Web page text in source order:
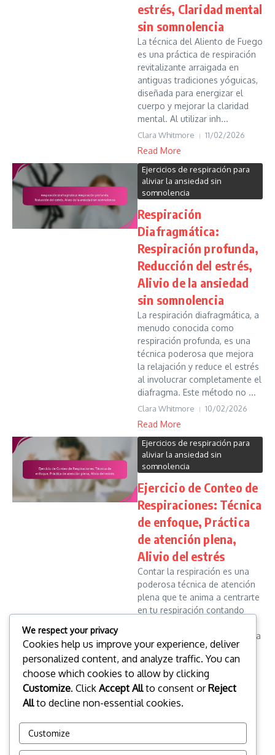
estrés, Claridad mental
sin somnolencia
La técnica del Aliento de Fuego
es una práctica de respiración
revitalizante arraigada en
antiguas tradiciones yóguicas,
diseñada para energizar el
cuerpo y mejorar la claridad
mental. Al utilizar inh...
Clara Whitmore 11/02/2026
Read More
Ejercicios de respiración para
aliviar la ansiedad sin
somnolencia
Respiración
Diafragmática:
Respiración profunda,
Reducción del estrés,
Alivio de la ansiedad
sin somnolencia
La respiración diafragmática, a
menudo conocida como
respiración profunda, es una
técnica poderosa que mejora
la relajación y reduce el estrés
al involucrar completamente el
diafragma. Este método no ...
Clara Whitmore 10/02/2026
Read More
Ejercicios de respiración para
aliviar la ansiedad sin
somnolencia
Ejercicio de Conteo de
Respiraciones: Técnica
de enfoque, Práctica
de atención plena,
Alivio del estrés
Contar la respiración es una
poderosa técnica de atención
plena que te anima a centrarte
en tu respiración contando
Esta práctica no solo mejora la
concentración, sino qu...
Clara Whitmore 09/02/2026
Read More
Read more
1 2
We respect your privacy
Cookies help us improve your experience, deliver
personalized content, and analyze traffic. You can
choose which cookies to allow by clicking
Customize. Click Accept Allto consent orReject
Allto decline non-essential cookies.
Customize